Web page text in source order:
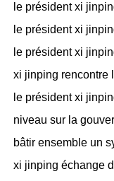
le président xi
le président xi
le président xi
xi jinping rencontre
le président xi
niveau sur la
bâtir ensemble un
xi jinping échange